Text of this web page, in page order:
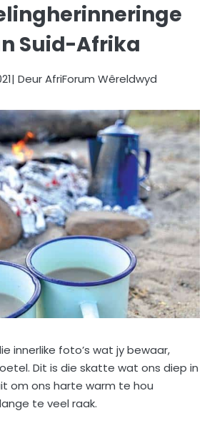
Suid-Afrika
| Deur AfriForum Wêreldwyd
innerlike foto’s wat jy bewaar,
Dit is die skatte wat ons diep in
om ons harte warm te hou
te veel raak.